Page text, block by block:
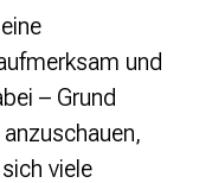
und
– Grund
viele